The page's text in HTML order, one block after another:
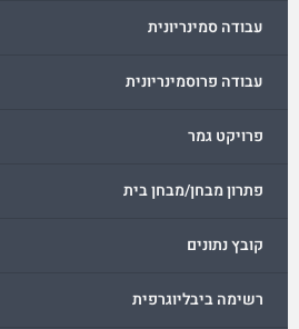
עבודה סמינריונית
עבודה פרוסמינריונית
פרויקט גמר
פתרון מבחן/מבחן בית
קובץ נתונים
רשימה ביבליוגרפית